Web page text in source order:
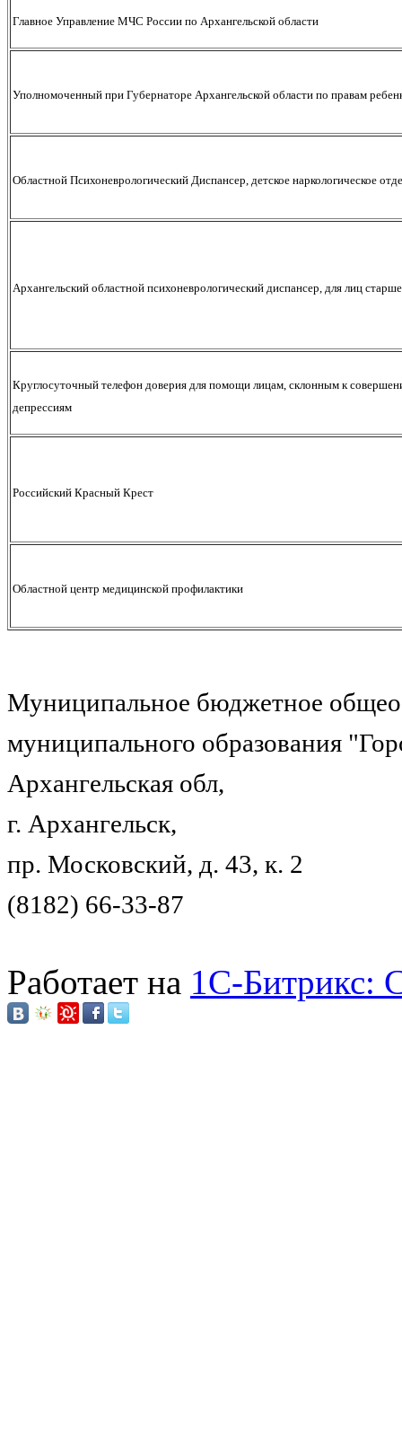
Главное Управление МЧС России по Архангельской области
Уполномоченный при Губернаторе Архангельской области по правам
Областной Психоневрологический Диспансер, детское наркологическое
Архангельский областной психоневрологический диспансер, для лиц
Круглосуточный телефон доверия для помощи лицам, склонным к
депрессиям
Российский Красный Крест
Областной центр медицинской профилактики
Муниципальное бюджетное
муниципального образования
Архангельская обл,
г. Архангельск,
пр. Московский, д. 43, к. 2
(8182) 66-33-87
Работает на 1C-Битрикс: